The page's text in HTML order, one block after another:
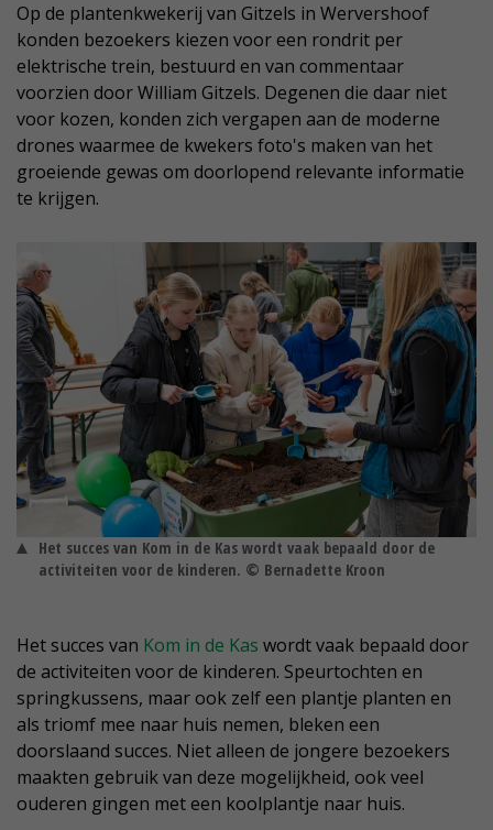
Op de plantenkwekerij van Gitzels in Wervershoof
konden bezoekers kiezen voor een rondrit per
elektrische trein, bestuurd en van commentaar
voorzien door William Gitzels. Degenen die daar niet
voor kozen, konden zich vergapen aan de moderne
drones waarmee de kwekers foto's maken van het
groeiende gewas om doorlopend relevante informatie
te krijgen.
Het succes van Kom in de Kas wordt vaak bepaald door de
activiteiten voor de kinderen. © Bernadette Kroon
Het succes van Kom in de Kas wordt vaak bepaald door
de activiteiten voor de kinderen. Speurtochten en
springkussens, maar ook zelf een plantje planten en
als triomf mee naar huis nemen, bleken een
doorslaand succes. Niet alleen de jongere bezoekers
maakten gebruik van deze mogelijkheid, ook veel
ouderen gingen met een koolplantje naar huis.